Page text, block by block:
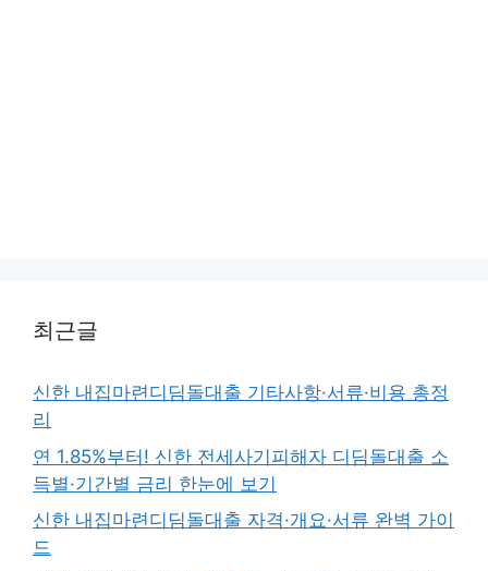
최근글
신한 내집마련디딤돌대출 기타사항·서류·비용 총정
리
연 1.85%부터! 신한 전세사기피해자 디딤돌대출 소
득별·기간별 금리 한눈에 보기
신한 내집마련디딤돌대출 자격·개요·서류 완벽 가이
드